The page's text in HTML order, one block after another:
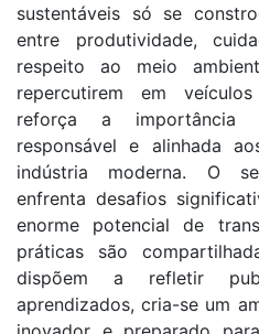
sustentáveis só se
entre produtividade,
respeito ao meio
repercutirem em
reforça a importância
responsável e alinhada
indústria moderna. O
enfrenta desafios
enorme potencial de
práticas são
dispõem a refletir
aprendizados, cria-se um